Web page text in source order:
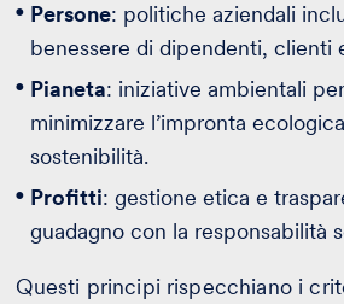
Persone: politiche aziendali
benessere di dipendenti, clienti
Pianeta: iniziative ambientali
minimizzare l’impronta
sostenibilità.
Profitti: gestione etica e
guadagno con la responsabilità
Questi principi rispecchiano i